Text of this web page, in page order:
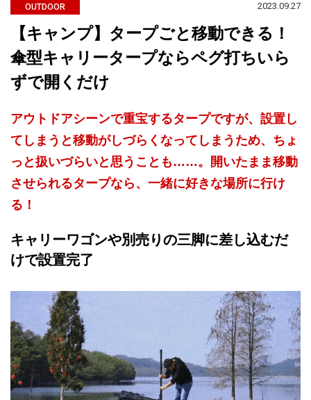
OUTDOOR 2023.09.27
【キャンプ】タープごと移動できる！
傘型キャリータープならペグ打ちいら
ずで開くだけ
アウトドアシーンで重宝するタープですが、設置し
てしまうと移動がしづらくなってしまうため、ちょ
っと扱いづらいと思うことも……。開いたまま移動
させられるタープなら、一緒に好きな場所に行け
る！
キャリーワゴンや別売りの三脚に差し込むだ
けで設置完了